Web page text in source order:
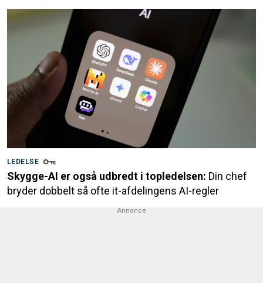
LEDELSE
Skygge-AI er også udbredt i topledelsen: Din chef
bryder dobbelt så ofte it-afdelingens AI-regler
Annonce